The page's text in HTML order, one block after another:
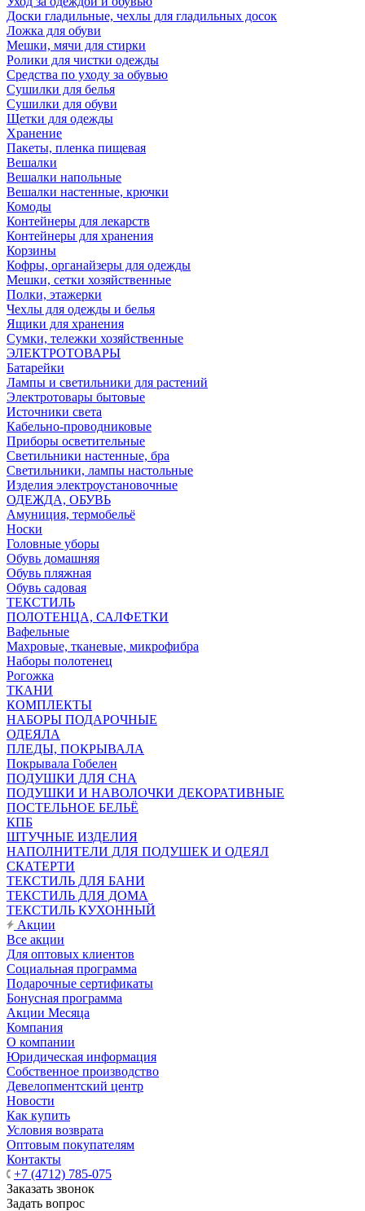
Доски гладильные, чехлы для гладильных досок
Ложка для обуви
Мешки, мячи для стирки
Ролики для чистки одежды
Средства по уходу за обувью
Сушилки для белья
Сушилки для обуви
Щетки для одежды
Хранение
Пакеты, пленка пищевая
Вешалки
Вешалки напольные
Вешалки настенные, крючки
Комоды
Контейнеры для лекарств
Контейнеры для хранения
Корзины
Кофры, органайзеры для одежды
Мешки, сетки хозяйственные
Полки, этажерки
Чехлы для одежды и белья
Ящики для хранения
Сумки, тележки хозяйственные
ЭЛЕКТРОТОВАРЫ
Батарейки
Лампы и светильники для растений
Электротовары бытовые
Источники света
Кабельно-проводниковые
Приборы осветительные
Светильники настенные, бра
Светильники, лампы настольные
Изделия электроустановочные
ОДЕЖДА, ОБУВЬ
Амуниция, термобельё
Носки
Головные уборы
Обувь домашняя
Обувь пляжная
Обувь садовая
ТЕКСТИЛЬ
ПОЛОТЕНЦА, САЛФЕТКИ
Вафельные
Махровые, тканевые, микрофибра
Наборы полотенец
Рогожка
ТКАНИ
КОМПЛЕКТЫ
НАБОРЫ ПОДАРОЧНЫЕ
ОДЕЯЛА
ПЛЕДЫ, ПОКРЫВАЛА
Покрывала Гобелен
ПОДУШКИ ДЛЯ СНА
ПОДУШКИ И НАВОЛОЧКИ ДЕКОРАТИВНЫЕ
ПОСТЕЛЬНОЕ БЕЛЬЁ
КПБ
ШТУЧНЫЕ ИЗДЕЛИЯ
НАПОЛНИТЕЛИ ДЛЯ ПОДУШЕК И ОДЕЯЛ
СКАТЕРТИ
ТЕКСТИЛЬ ДЛЯ БАНИ
ТЕКСТИЛЬ ДЛЯ ДОМА
ТЕКСТИЛЬ КУХОННЫЙ
Акции
Все акции
Для оптовых клиентов
Социальная программа
Подарочные сертификаты
Бонусная программа
Акции Месяца
Компания
О компании
Юридическая информация
Собственное производство
Девелопментский центр
Новости
Как купить
Условия возврата
Оптовым покупателям
Контакты
+7 (4712) 785-075
Заказать звонок
Задать вопрос